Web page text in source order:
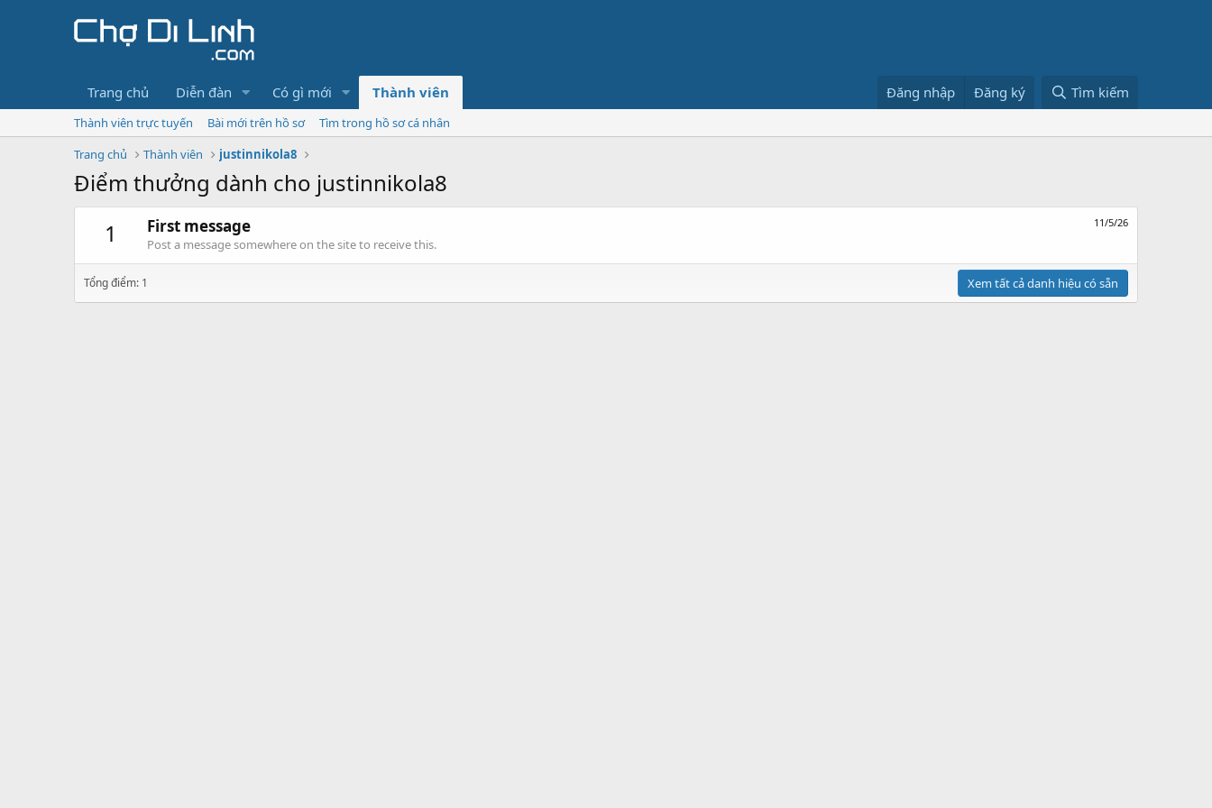
Trang chủ Diễn đàn Có gì mới Thành viên Đăng nhập Đăng ký Tìm kiếm
Thành viên trực tuyến Bài mới trên hồ sơ
Tìm trong hồ sơ cá nhân
Trang chủ
Thành viên justinnikola8
Điểm thưởng dành cho justinnikola8
1
11/5/26
First message
Post a message somewhere on the site to receive this.
Tổng điểm: 1 Xem tất cả danh hiệu có sẵn